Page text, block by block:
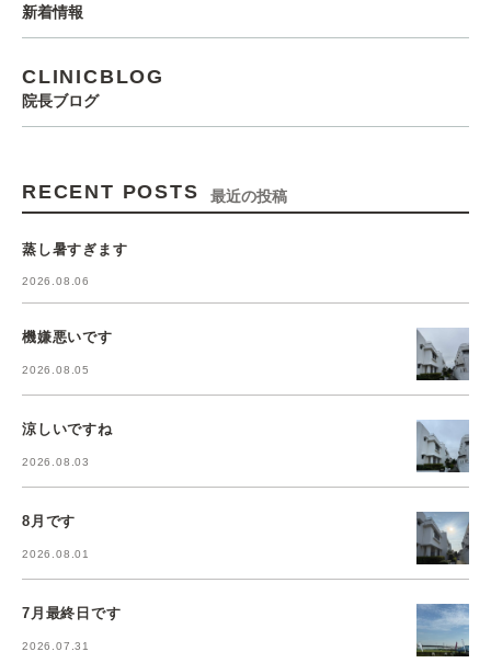
新着情報
CLINICBLOG
院長ブログ
RECENT POSTS 最近の投稿
蒸し暑すぎます
2026.08.06
機嫌悪いです
2026.08.05
涼しいですね
2026.08.03
8月です
2026.08.01
7月最終日です
2026.07.31